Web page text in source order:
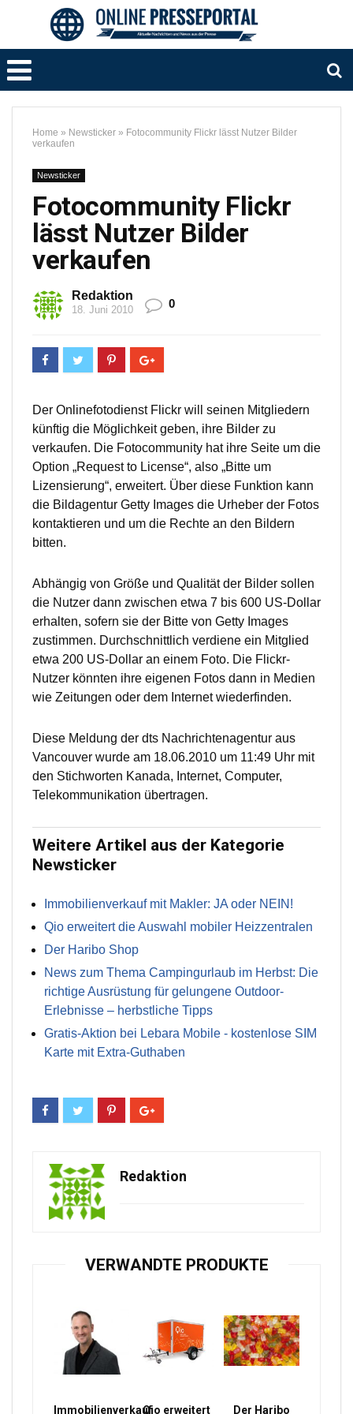
Home » Newsticker » Fotocommunity Flickr lässt Nutzer Bilder
verkaufen
Newsticker
Fotocommunity Flickr
lässt Nutzer Bilder
verkaufen
Redaktion
18. Juni 2010 0
Der Onlinefotodienst Flickr will seinen Mitgliedern
künftig die Möglichkeit geben, ihre Bilder zu
verkaufen. Die Fotocommunity hat ihre Seite um die
Option „Request to License“, also „Bitte um
Lizensierung“, erweitert. Über diese Funktion kann
die Bildagentur Getty Images die Urheber der Fotos
kontaktieren und um die Rechte an den Bildern
bitten.
Abhängig von Größe und Qualität der Bilder sollen
die Nutzer dann zwischen etwa 7 bis 600 US-Dollar
erhalten, sofern sie der Bitte von Getty Images
zustimmen. Durchschnittlich verdiene ein Mitglied
etwa 200 US-Dollar an einem Foto. Die Flickr-
Nutzer könnten ihre eigenen Fotos dann in Medien
wie Zeitungen oder dem Internet wiederfinden.
Diese Meldung der dts Nachrichtenagentur aus
Vancouver wurde am 18.06.2010 um 11:49 Uhr mit
den Stichworten Kanada, Internet, Computer,
Telekommunikation übertragen.
Weitere Artikel aus der Kategorie
Newsticker
Immobilienverkauf mit Makler: JA oder NEIN!
Qio erweitert die Auswahl mobiler Heizzentralen
Der Haribo Shop
News zum Thema Campingurlaub im Herbst: Die
richtige Ausrüstung für gelungene Outdoor-
Erlebnisse – herbstliche Tipps
Gratis-Aktion bei Lebara Mobile - kostenlose SIM
Karte mit Extra-Guthaben
Redaktion
VERWANDTE PRODUKTE
ImmobilienverkaufQio erweitert Der Haribo